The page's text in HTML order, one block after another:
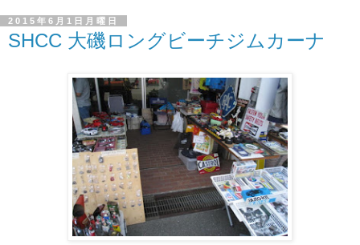
2015年6月1日月曜日
SHCC 大磯ロングビーチジムカーナ